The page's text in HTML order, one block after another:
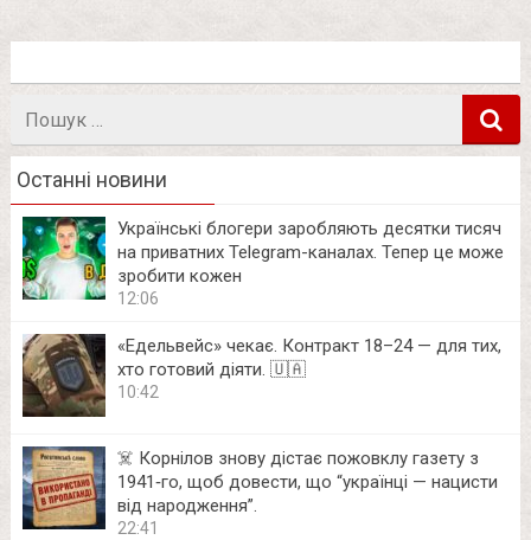
Останні новини
Українські блогери заробляють десятки тисяч
на приватних Telegram-каналах. Тепер це може
зробити кожен
12:06
«Едельвейс» чекає. Контракт 18–24 — для тих,
хто готовий діяти. 🇺🇦
10:42
☠️ Корнілов знову дістає пожовклу газету з
1941‑го, щоб довести, що “українці — нацисти
від народження”.
22:41